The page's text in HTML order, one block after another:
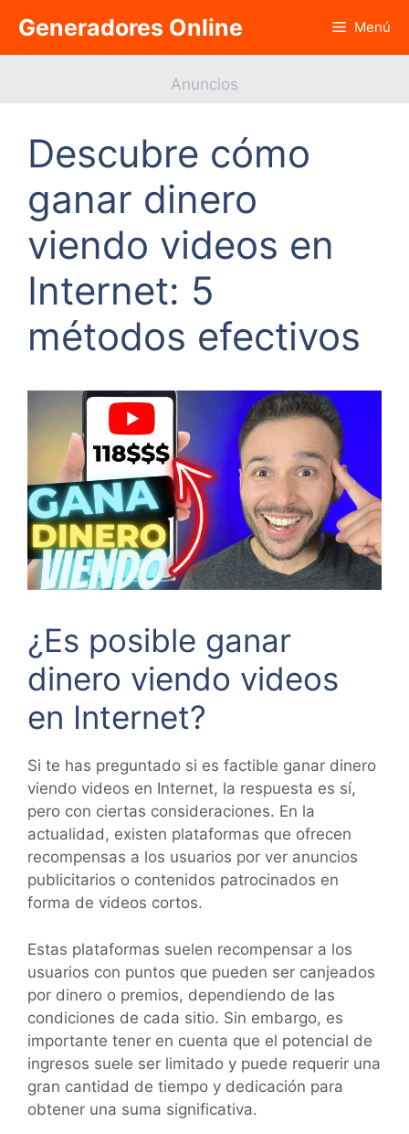
contenido
Generadores Online Menú
Anuncios
Descubre cómo
ganar dinero
viendo videos en
Internet: 5
métodos efectivos
¿Es posible ganar
dinero viendo videos
en Internet?
Si te has preguntado si es factible ganar dinero
viendo videos en Internet, la respuesta es sí,
pero con ciertas consideraciones. En la
actualidad, existen plataformas que ofrecen
recompensas a los usuarios por ver anuncios
publicitarios o contenidos patrocinados en
forma de videos cortos.
Estas plataformas suelen recompensar a los
usuarios con puntos que pueden ser canjeados
por dinero o premios, dependiendo de las
condiciones de cada sitio. Sin embargo, es
importante tener en cuenta que el potencial de
ingresos suele ser limitado y puede requerir una
gran cantidad de tiempo y dedicación para
obtener una suma significativa.